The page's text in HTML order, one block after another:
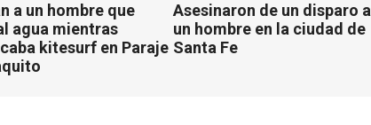
a un hombre que
agua mientras
kitesurf en Paraje
Asesinaron de un disparo a
un hombre en la ciudad de
Santa Fe